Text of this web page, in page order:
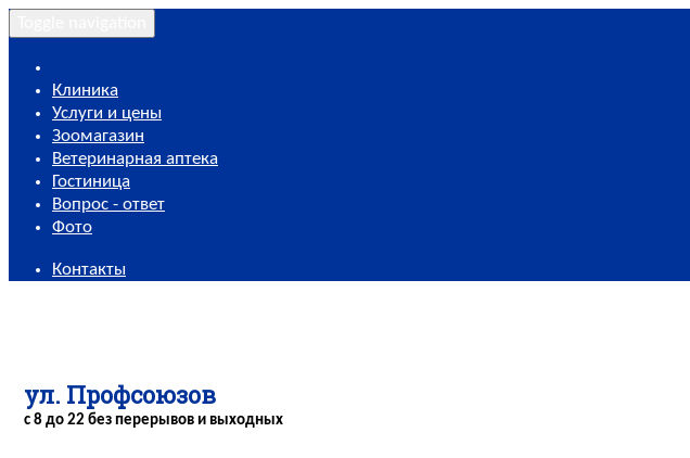
Клиника
Услуги и цены
Зоомагазин
Ветеринарная аптека
Гостиница
Вопрос - ответ
Фото
Контакты
ул. Профсоюзов
с 8 до 22 без перерывов и выходных